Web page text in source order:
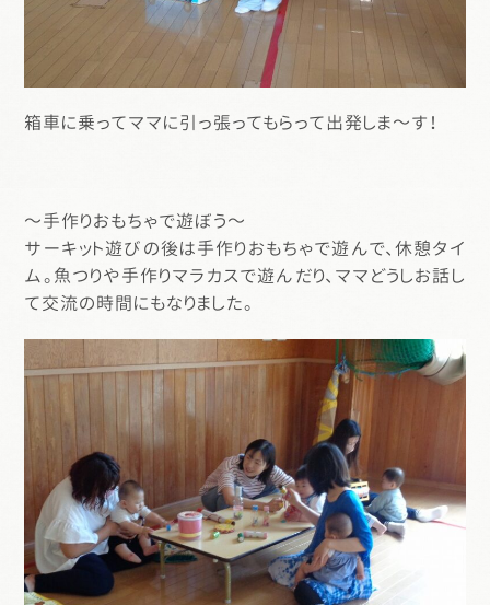
箱車に乗ってママに引っ張ってもらって出発しま～す！
～手作りおもちゃで遊ぼう～
サーキット遊びの後は手作りおもちゃで遊んで、休憩タイ
ム。魚つりや手作りマラカスで遊んだり、ママどうしお話し
て交流の時間にもなりました。